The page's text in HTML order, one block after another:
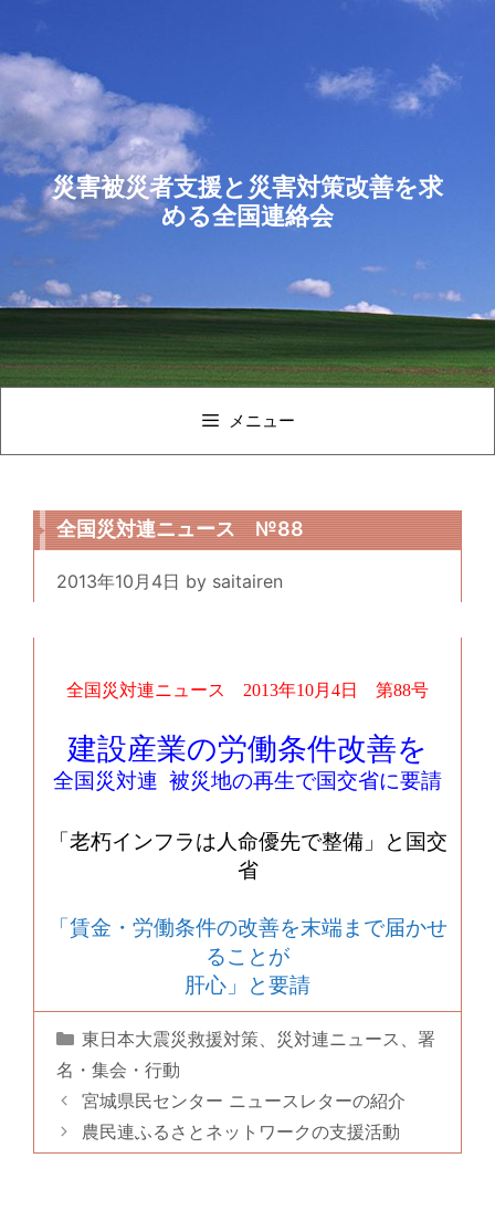
テ
ツ
へ
ス
キ
ッ
災害被災者支援と災害対策改善を求
める全国連絡会
メニュー
全国災対連ニュース №88
2013年10月4日 by saitairen
全国災対連ニュース 2013年10月 4日 第88号
建設産業の労働条件改善を
全国災対連 被災地の再生で国交省に要請
「老朽インフラは人命優先で整備」と国交
省
「賃金・労働条件の改善を末端まで届かせ
ることが
肝心」と要請
カ
テ
ゴ
リ
ー
東日本大震災救援対策、 災対連ニュース 、 署
名・集会・行動
宮城県民センター ニュースレターの紹介
農民連ふるさとネットワークの支援活動